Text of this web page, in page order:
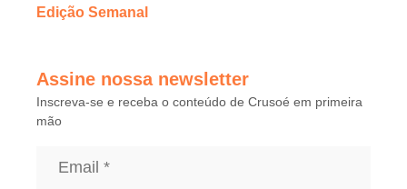
Edição Semanal
Assine nossa newsletter
Inscreva-se e receba o conteúdo de Crusoé em primeira
mão